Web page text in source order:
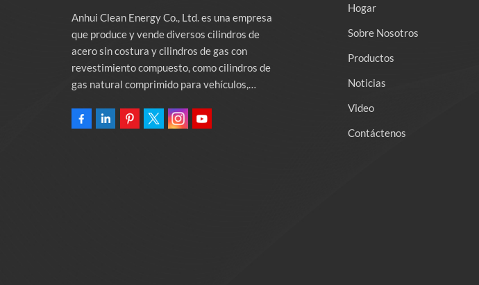
Anhui Clean Energy Co., Ltd. es una empresa
que produce y vende diversos cilindros de
acero sin costura y cilindros de gas con
revestimiento compuesto, como cilindros de
gas natural comprimido para vehículos,
incendios. La empresa se compromete a
Hogar
Sobre Nosotros
Productos
Noticias
Video
Contáctenos